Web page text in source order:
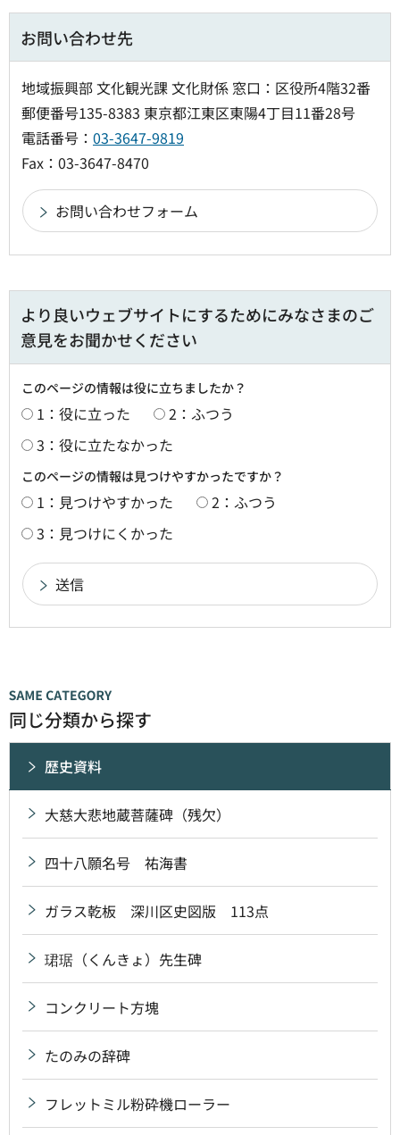
お問い合わせ先
地域振興部 文化観光課 文化財係 窓口：区役所4階32番
郵便番号135-8383 東京都江東区東陽4丁目11番28号
電話番号： 03-3647-9819
Fax：03-3647-8470
より良いウェブサイトにするためにみなさまのご
意見をお聞かせください
このページの情報は役に立ちましたか？
1：役に立った
2：ふつう
3：役に立たなかった
このページの情報は見つけやすかったですか？
1：見つけやすかった
2：ふつう
3：見つけにくかった
同じ分類から探す
歴史資料
大慈大悲地蔵菩薩碑（残欠）
四十八願名号 祐海書
ガラス乾板 深川区史図版 113点
珺琚（くんきょ）先生碑
コンクリート方塊
たのみの辞碑
フレットミル粉砕機ローラー